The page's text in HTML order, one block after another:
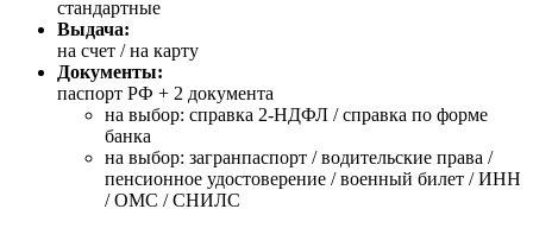
стандартные
Выдача:
на счет / на карту
Документы:
паспорт РФ + 2 документа
на выбор: справка 2-НДФЛ / справка по форме
банка
на выбор: загранпаспорт / водительские права /
пенсионное удостоверение / военный билет / ИНН
/ ОМС / СНИЛС